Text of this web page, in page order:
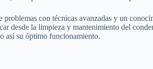
problemas con técnicas avanzadas y un
desde la limpieza y mantenimiento del
así su óptimo funcionamiento.